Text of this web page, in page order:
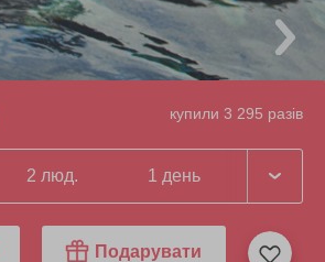
купили 3 295 разів
2 люд. 1 день
Подарувати